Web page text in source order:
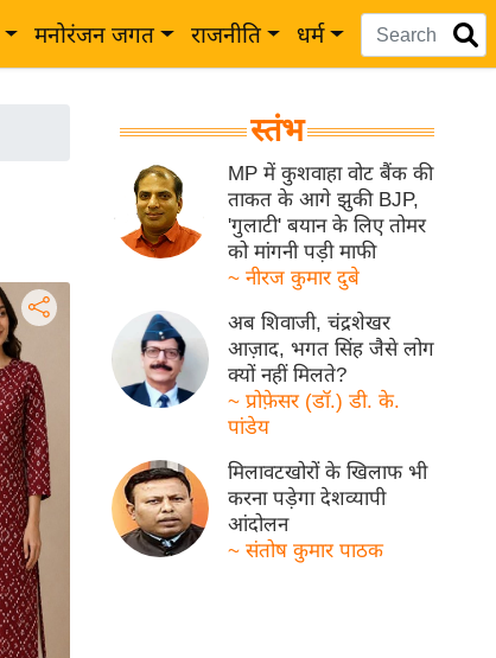
मनोरंजन जगत राजनीति धर्म
स्तंभ
MP में कुशवाहा वोट बैंक की
ताकत के आगे झुकी BJP,
'गुलाटी' बयान के लिए तोमर
को मांगनी पड़ी माफी
~ नीरज कुमार दुबे
अब शिवाजी, चंद्रशेखर
आज़ाद, भगत सिंह जैसे लोग
क्यों नहीं मिलते?
~ प्रोफ़ेसर (डॉ.) डी. के.
पांडेय
मिलावटखोरों के खिलाफ भी
करना पड़ेगा देशव्यापी
आंदोलन
~ संतोष कुमार पाठक